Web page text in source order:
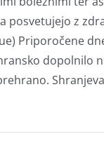
posvetujejo z
Priporočene
dopolnilo